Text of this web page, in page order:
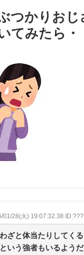
Antenna NEW! (8/6
たりがなければ夏休み
ぁ / まとめるZ NEW!
とめるZ
必ず後悔させる」北朝
自のミサイル実射実験
い」 / まとめるZ
いいってわかってると
NEW!
ィは第1小隊のフォワ
イバー】 第56話 頭の
(8/6 01:05)
のドラフトの目玉が動
・菰田の進路表明に
万いいね / 2chまと
の江川から令和の佐
怪物の最強議論を徹
NEW! (8/5 22:48)
・今永から第25号先
つかりお
てみたら・
01/28(火) 19:07:32.38
ざと体当たりしてく
いう強者もいるよう